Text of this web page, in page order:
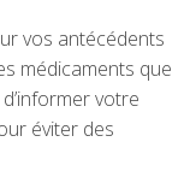
vos antécédents
médicaments que
votre
éviter des